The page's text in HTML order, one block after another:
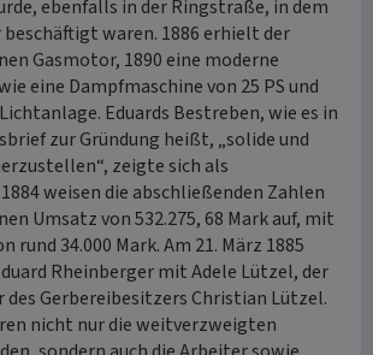
ebenfalls in der Ringstraße, in dem
waren. 1886 erhielt der
Gasmotor, 1890 eine moderne
eine Dampfmaschine von 25 PS und
Eduards Bestreben, wie es in
zur Gründung heißt, „solide und
zeigte sich als
weisen die abschließenden Zahlen
Umsatz von 532.275, 68 Mark auf, mit
rund 34.000 Mark. Am 21. März 1885
Rheinberger mit Adele Lützel, der
Gerbereibesitzers Christian Lützel.
nicht nur die weitverzweigten